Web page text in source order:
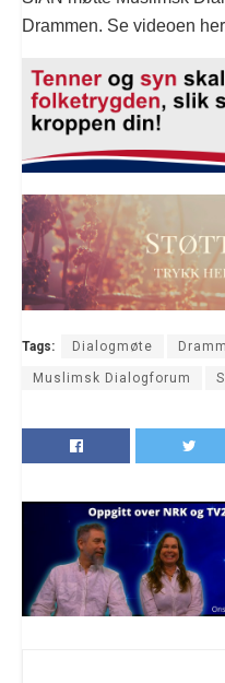
Drammen. Se videoen
Tags: Dialogmøte
Muslimsk Dialogforum